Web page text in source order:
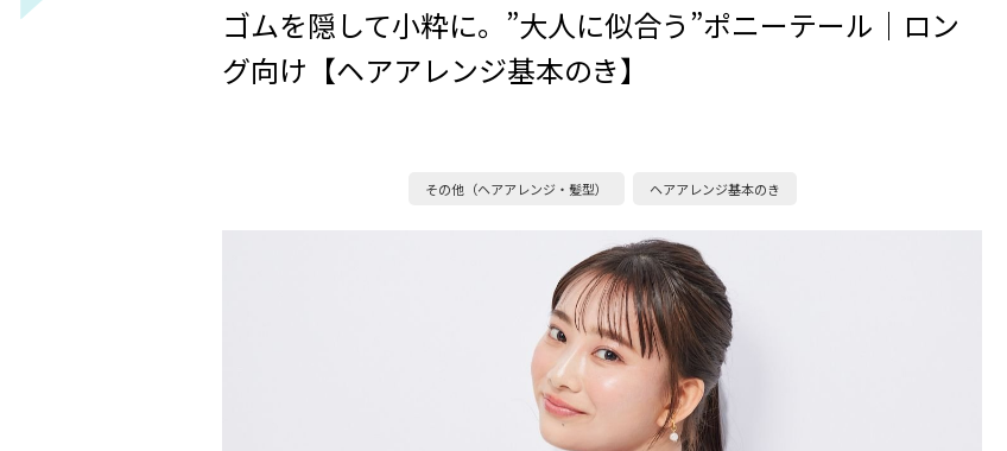
ゴムを隠して小粋に。”大人に似合う”ポニーテール｜ロン
グ向け【ヘアアレンジ基本のき】
その他（ヘアアレンジ・髪型） ヘアアレンジ基本のき